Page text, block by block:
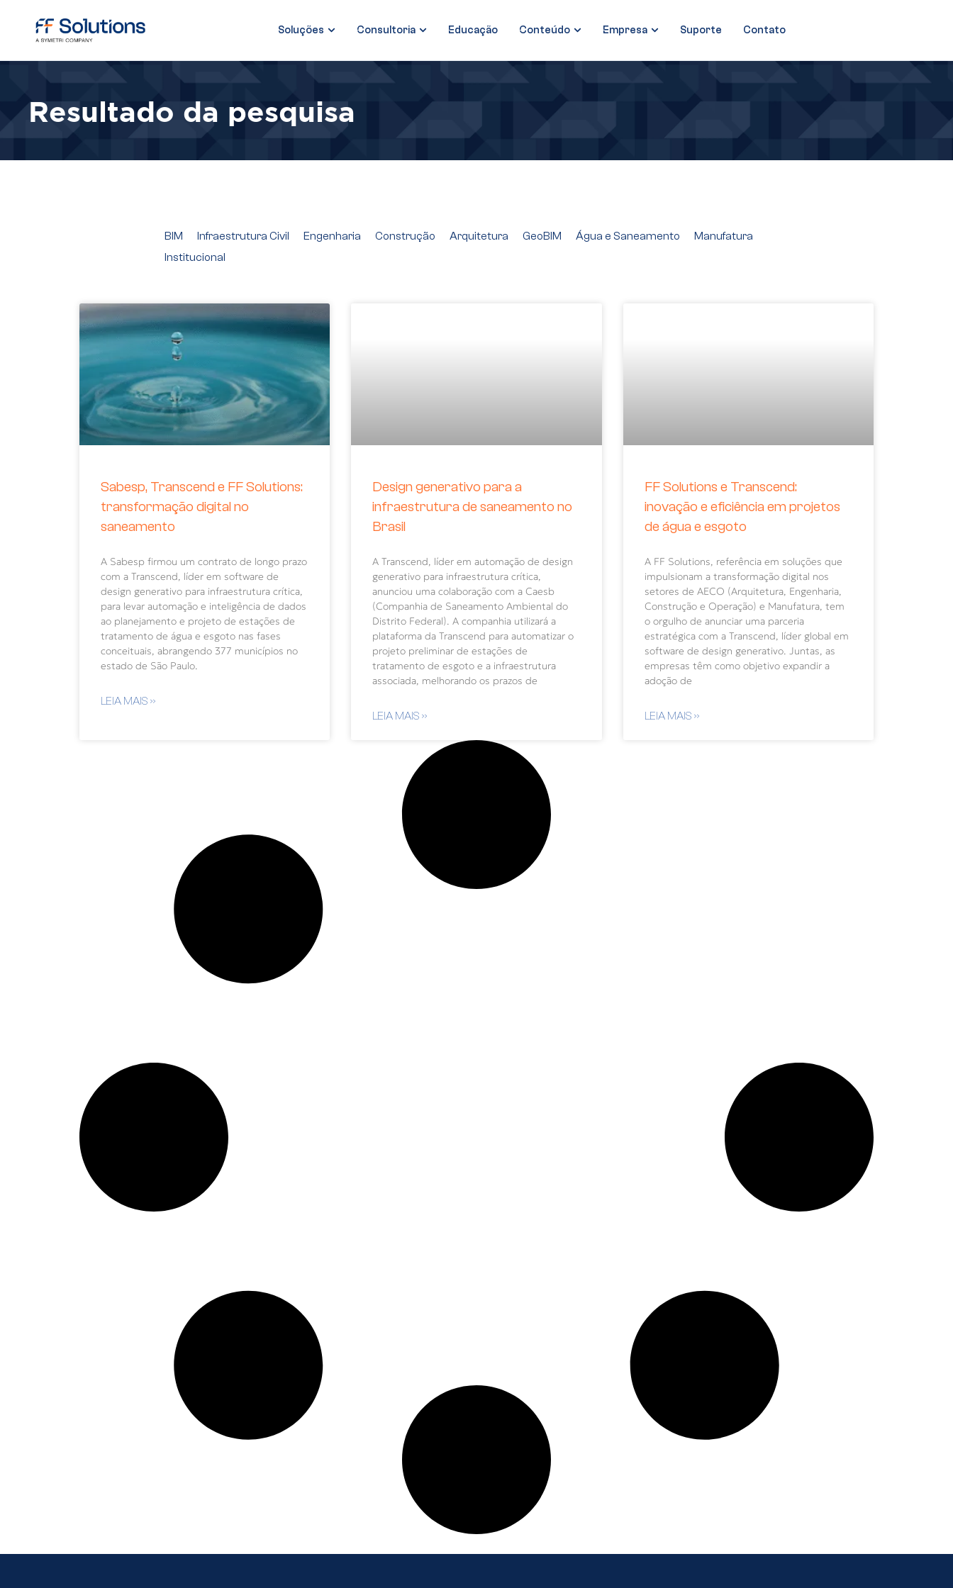
Soluções Consultoria Educação Conteúdo Empresa Suporte Contato
Resultado da pesquisa
BIM Infraestrutura Civil Engenharia Construção Arquitetura GeoBIM Água e Saneamento
Manufatura
Institucional
Sabesp, Transcend e FF Solutions:
transformação digital no
saneamento
A Sabesp firmou um contrato de longo prazo
com a Transcend, líder em software de
design generativo para infraestrutura crítica,
para levar automação e inteligência de dados
ao planejamento e projeto de estações de
tratamento de água e esgoto nas fases
conceituais, abrangendo 377 municípios no
estado de São Paulo.
LEIA MAIS »
Design generativo para a
infraestrutura de saneamento no
Brasil
A Transcend, líder em automação de design
generativo para infraestrutura crítica,
anunciou uma colaboração com a Caesb
(Companhia de Saneamento Ambiental do
Distrito Federal). A companhia utilizará a
plataforma da Transcend para automatizar o
projeto preliminar de estações de
tratamento de esgoto e a infraestrutura
associada, melhorando os prazos de
LEIA MAIS »
FF Solutions e Transcend:
inovação e eficiência em projetos
de água e esgoto
A FF Solutions, referência em soluções que
impulsionam a transformação digital nos
setores de AECO (Arquitetura, Engenharia,
Construção e Operação) e Manufatura, tem
o orgulho de anunciar uma parceria
estratégica com a Transcend, líder global em
software de design generativo. Juntas, as
empresas têm como objetivo expandir a
adoção de
LEIA MAIS »